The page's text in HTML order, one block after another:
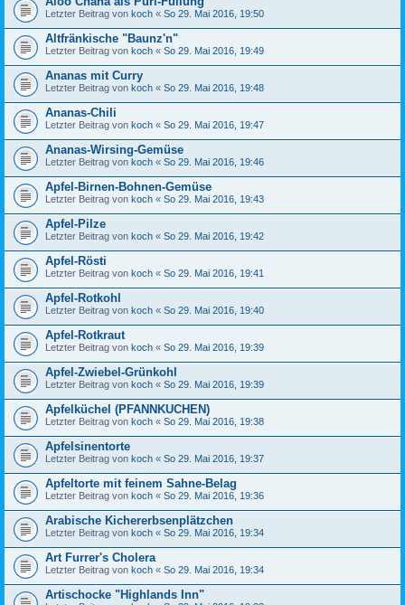
Letzter Beitrag von koch « So 29. Mai 2016, 19:50
Altfränkische "Baunz'n"
Letzter Beitrag von koch « So 29. Mai 2016, 19:49
Ananas mit Curry
Letzter Beitrag von koch « So 29. Mai 2016, 19:48
Ananas-Chili
Letzter Beitrag von koch « So 29. Mai 2016, 19:47
Ananas-Wirsing-Gemüse
Letzter Beitrag von koch « So 29. Mai 2016, 19:46
Apfel-Birnen-Bohnen-Gemüse
Letzter Beitrag von koch « So 29. Mai 2016, 19:43
Apfel-Pilze
Letzter Beitrag von koch « So 29. Mai 2016, 19:42
Apfel-Rösti
Letzter Beitrag von koch « So 29. Mai 2016, 19:41
Apfel-Rotkohl
Letzter Beitrag von koch « So 29. Mai 2016, 19:40
Apfel-Rotkraut
Letzter Beitrag von koch « So 29. Mai 2016, 19:39
Apfel-Zwiebel-Grünkohl
Letzter Beitrag von koch « So 29. Mai 2016, 19:39
Apfelküchel (PFANNKUCHEN)
Letzter Beitrag von koch « So 29. Mai 2016, 19:38
Apfelsinentorte
Letzter Beitrag von koch « So 29. Mai 2016, 19:37
Apfeltorte mit feinem Sahne-Belag
Letzter Beitrag von koch « So 29. Mai 2016, 19:36
Arabische Kichererbsenplätzchen
Letzter Beitrag von koch « So 29. Mai 2016, 19:34
Art Furrer's Cholera
Letzter Beitrag von koch « So 29. Mai 2016, 19:34
Artischocke "Highlands Inn"